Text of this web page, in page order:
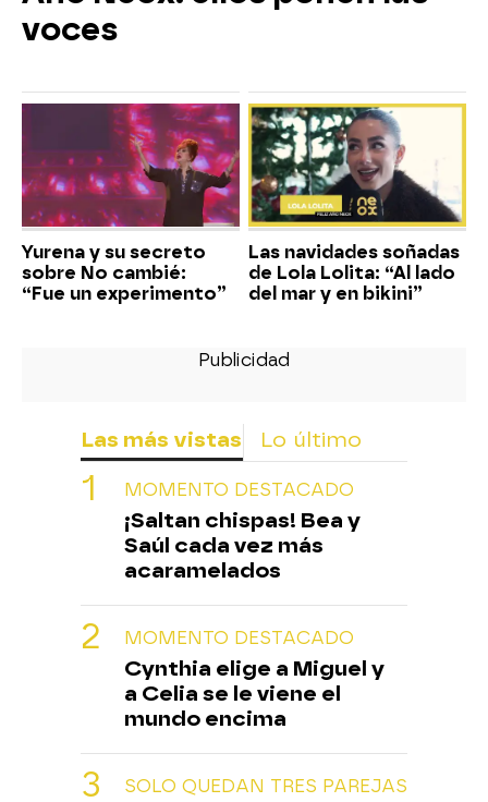
voces
Yurena y su secreto
sobre No cambié:
“Fue un experimento”
Las navidades soñadas
de Lola Lolita: “Al lado
del mar y en bikini”
Las más vistas Lo último
MOMENTO DESTACADO
¡Saltan chispas! Bea y
Saúl cada vez más
acaramelados
MOMENTO DESTACADO
Cynthia elige a Miguel y
a Celia se le viene el
mundo encima
SOLO QUEDAN TRES PAREJAS